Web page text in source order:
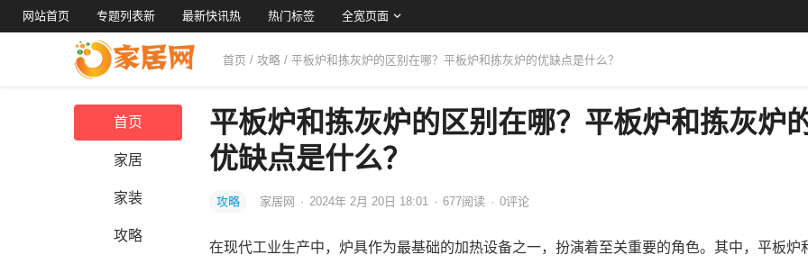
网站首页 专题列表新 最新快讯热 热门标签 全宽页面
首页 / 攻略 / 平板炉和拣灰炉的区别在哪？平板炉和拣灰炉的优缺点是什么？
首页
家居
家装
攻略
平板炉和拣灰炉的区别在哪？平板炉和拣灰炉
优缺点是什么？
攻略 家居网 · 2024年 2月 20日 18:01 · 677阅读 · 0评论
在现代工业生产中，炉具作为最基础的加热设备之一，扮演着至关重要的角色。其中，平板炉